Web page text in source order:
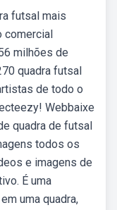
futsal mais
comercial
milhões de
quadra futsal
de todo o
Webbaixe
quadra de futsal
todos os
e imagens de
É uma
uma quadra,